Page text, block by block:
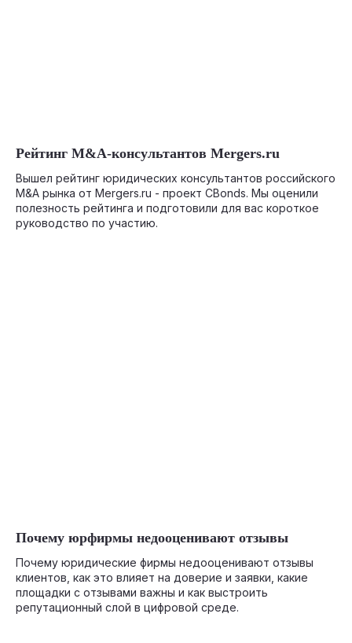
Рейтинг M&A-консультантов Mergers.ru
Вышел рейтинг юридических консультантов российского
M&A рынка от Mergers.ru - проект CBonds. Мы оценили
полезность рейтинга и подготовили для вас короткое
руководство по участию.
Почему юрфирмы недооценивают отзывы
Почему юридические фирмы недооценивают отзывы
клиентов, как это влияет на доверие и заявки, какие
площадки с отзывами важны и как выстроить
репутационный слой в цифровой среде.